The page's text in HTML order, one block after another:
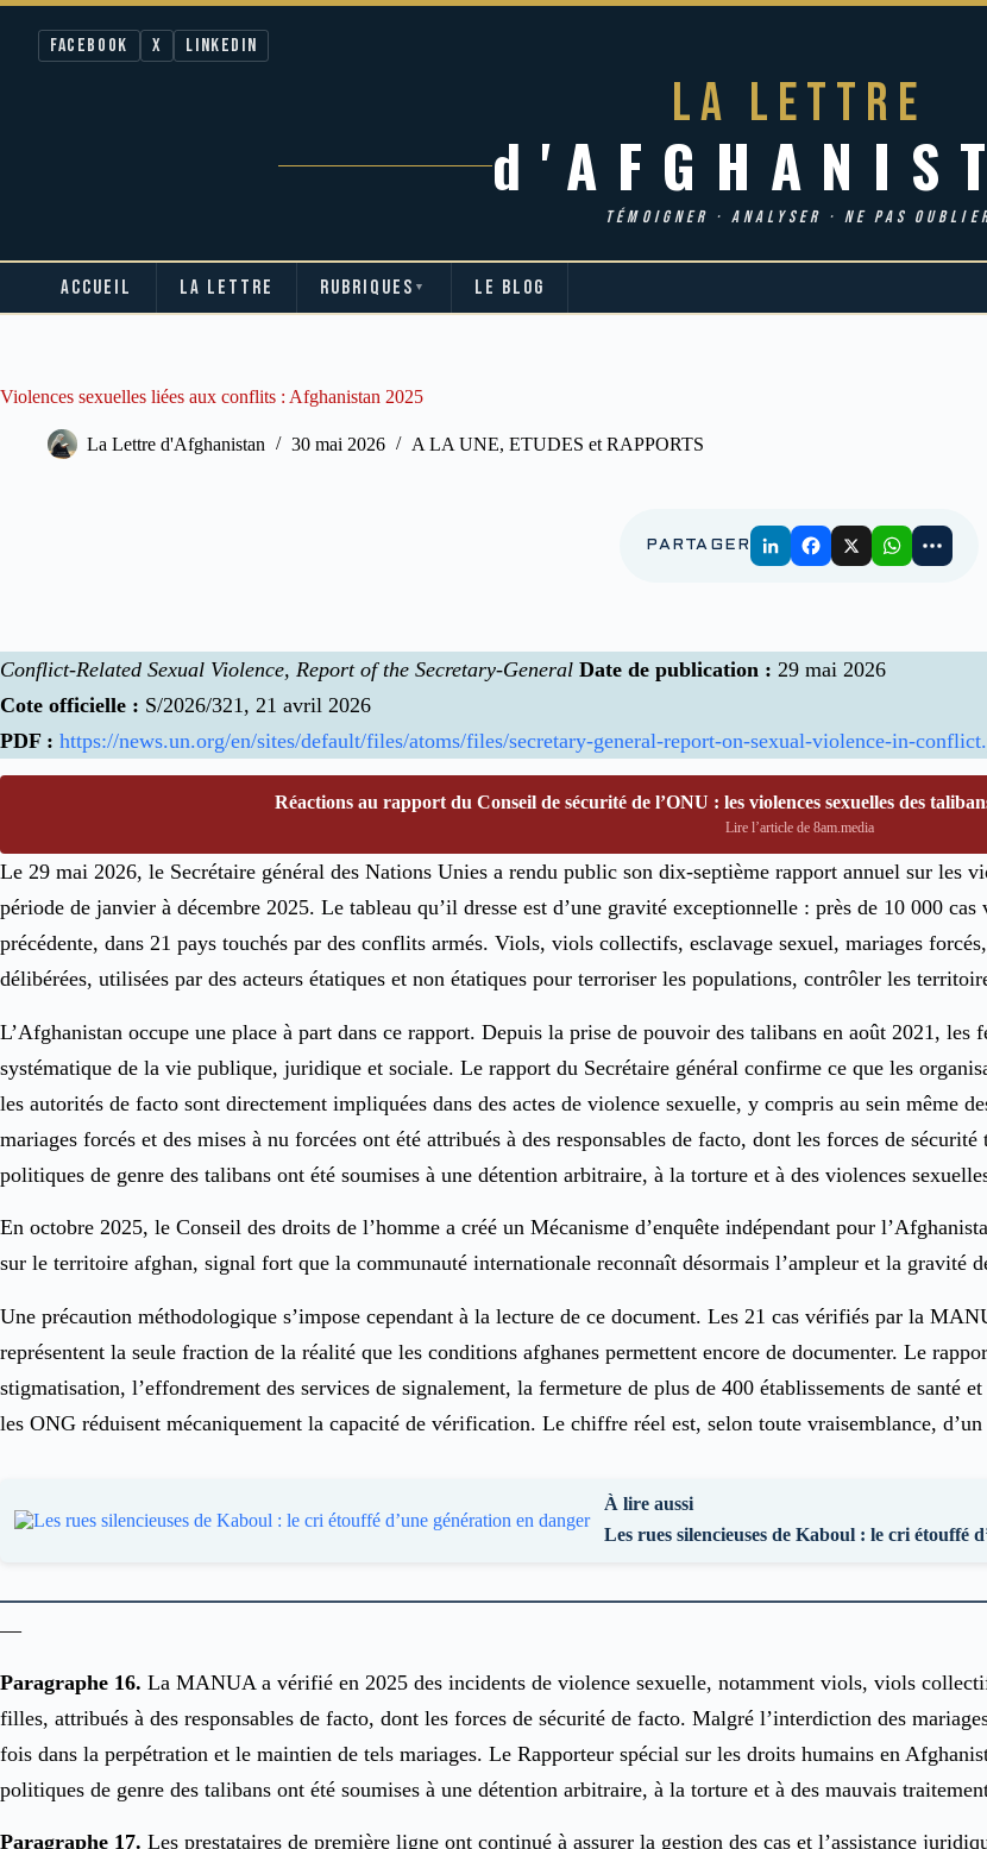
Facebook X LinkedIn
LA LETTRE
TÉMOIGNER · ANALYSER · NE PAS
ACCUEIL LA LETTRE RUBRIQUES ▼ LE BLOG
Violences sexuelles liées aux conflits : Afghanistan 2025
La Lettre d'Afghanistan 30 mai 2026 A LA UNE, ETUDES et RAPPORTS
PARTAGER
Conflict-Related Sexual Violence, Report of the Secretary-General Date de publication : 29 mai 2026
Cote officielle : S/2026/321, 21 avril 2026
PDF : https://news.un.org/en/sites/default/files/atoms/files/secretary-general-report-on-sexual-violence-in-
Réactions au rapport du Conseil de sécurité de l’ONU : les violences sexuelles des
Lire l’article de 8am.media
Le 29 mai 2026, le Secrétaire général des Nations Unies a rendu public son dix-septième rapport annuel sur les
période de janvier à décembre 2025. Le tableau qu’il dresse est d’une gravité exceptionnelle : près de 10 000
précédente, dans 21 pays touchés par des conflits armés. Viols, viols collectifs, esclavage sexuel, mariages
délibérées, utilisées par des acteurs étatiques et non étatiques pour terroriser les populations, contrôler les
L’Afghanistan occupe une place à part dans ce rapport. Depuis la prise de pouvoir des talibans en août 2021,
systématique de la vie publique, juridique et sociale. Le rapport du Secrétaire général confirme ce que les
les autorités de facto sont directement impliquées dans des actes de violence sexuelle, y compris au sein même
mariages forcés et des mises à nu forcées ont été attribués à des responsables de facto, dont les forces de
politiques de genre des talibans ont été soumises à une détention arbitraire, à la torture et à des violences
En octobre 2025, le Conseil des droits de l’homme a créé un Mécanisme d’enquête indépendant pour
sur le territoire afghan, signal fort que la communauté internationale reconnaît désormais l’ampleur et la gravité
Une précaution méthodologique s’impose cependant à la lecture de ce document. Les 21 cas vérifiés par la
représentent la seule fraction de la réalité que les conditions afghanes permettent encore de documenter. Le
stigmatisation, l’effondrement des services de signalement, la fermeture de plus de 400 établissements de
les ONG réduisent mécaniquement la capacité de vérification. Le chiffre réel est, selon toute vraisemblance,
À lire aussi
Les rues silencieuses de Kaboul : le cri étouffé
—
Paragraphe 16. La MANUA a vérifié en 2025 des incidents de violence sexuelle, notamment viols, viols
filles, attribués à des responsables de facto, dont les forces de sécurité de facto. Malgré l’interdiction des
fois dans la perpétration et le maintien de tels mariages. Le Rapporteur spécial sur les droits humains en
politiques de genre des talibans ont été soumises à une détention arbitraire, à la torture et à des mauvais
Paragraphe 17. Les prestataires de première ligne ont continué à assurer la gestion des cas et l’assistance